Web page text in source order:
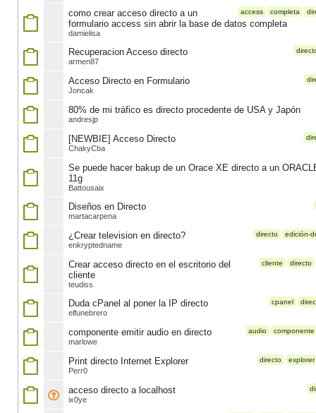
access completa
como crear acceso directo a un
formulario access sin abrir la base de datos completa
damielisa
Recuperacion Acceso directo
armen87
Acceso Directo en Formulario
Joncak
80% de mi tráfico es directo procedente de USA y Japón
andresjp
[NEWBIE] Acceso Directo
ChakyCba
Se puede hacer bakup de un Orace XE directo a un
11g
Battousaix
Diseños en Directo
martacarpena
directo edición-
¿Crear television en directo?
enkryptedname
cliente directo
Crear acceso directo en el escritorio del
cliente
teudiss
cpanel
Duda cPanel al poner la IP directo
elfunebrero
audio componente
componente emitir audio en directo
marlowe
directo explorer
Print directo Internet Explorer
Perr0
acceso directo a localhost
ix0ye